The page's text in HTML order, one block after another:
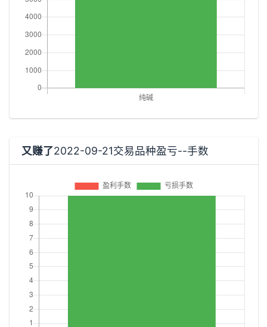
又赚了2022-09-21交易品种盈亏--手数